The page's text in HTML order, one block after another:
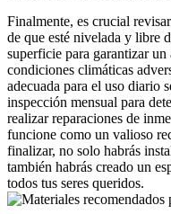
Finalmente, es crucial
de que esté nivelada y libre
superficie para garantizar un
condiciones climáticas
adecuada para el uso diario
inspección mensual para
realizar reparaciones de
funcione como un valioso
finalizar, no solo habrás
también habrás creado un
todos tus seres queridos.